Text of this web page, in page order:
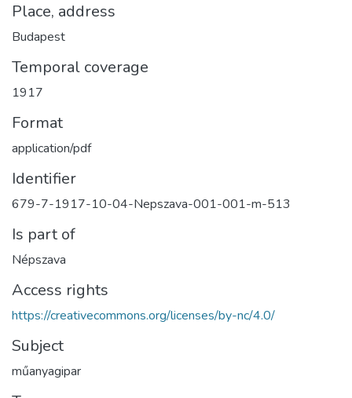
Place, address
Budapest
Temporal coverage
1917
Format
application/pdf
Identifier
679-7-1917-10-04-Nepszava-001-001-m-513
Is part of
Népszava
Access rights
https://creativecommons.org/licenses/by-nc/4.0/
Subject
műanyagipar